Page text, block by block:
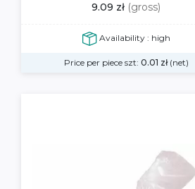
9.09 zł (gross)
Availability : high
Price per piece szt: 0.01 zł(net)